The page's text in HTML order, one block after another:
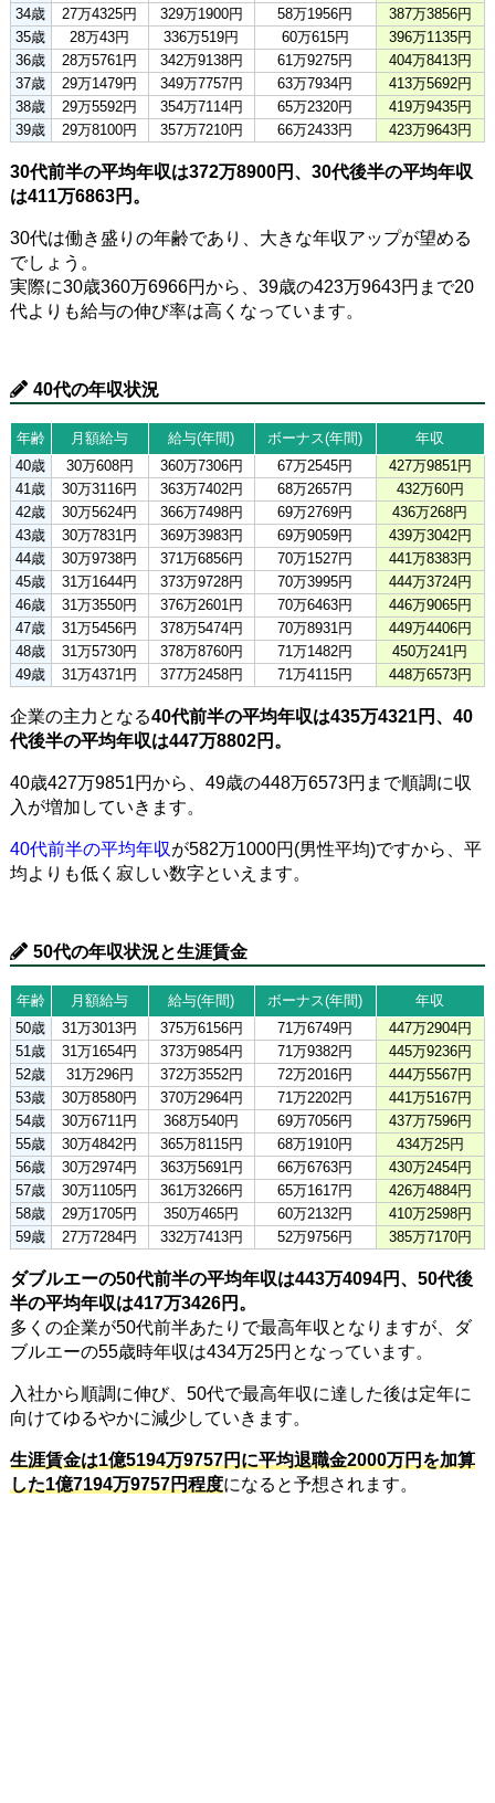
34歳 27万4325円 329万1900円 58万1956円
387万3856円
35歳
28万43円 336万519円 60万615円
396万1135円
36歳
28万5761円 342万9138円 61万9275円
404万8413円
37歳
29万1479円 349万7757円 63万7934円
413万5692円
38歳
29万5592円 354万7114円 65万2320円
419万9435円
39歳
29万8100円 357万7210円 66万2433円 423万9643円
30代前半の平均年収は372万8900円、30代後半の平均年収
は411万6863円。
30代は働き盛りの年齢であり、大きな年収アップが望める
でしょう。
実際に30歳360万6966円から、39歳の423万9643円まで20
代よりも給与の伸び率は高くなっています。
40代の年収状況
年齢 月額給与 給与(年間) ボーナス(年間)
年収
40歳
30万608円 360万7306円 67万2545円
427万9851円
41歳
30万3116円 363万7402円 68万2657円
432万60円
42歳
30万5624円 366万7498円 69万2769円
436万268円
43歳
30万7831円 369万3983円 69万9059円
439万3042円
44歳
30万9738円 371万6856円 70万1527円
441万8383円
45歳
31万1644円 373万9728円 70万3995円
444万3724円
46歳
31万3550円 376万2601円 70万6463円
446万9065円
47歳
31万5456円 378万5474円 70万8931円
449万4406円
48歳
31万5730円 378万8760円 71万1482円
450万241円
49歳
31万4371円 377万2458円 71万4115円 448万6573円
企業の主力となる40代前半の平均年収は435万4321円、40
代後半の平均年収は447万8802円。
40歳427万9851円から、49歳の448万6573円まで順調に収
入が増加していきます。
40代前半の平均年収が582万1000円(男性平均)ですから、平
均よりも低く寂しい数字といえます。
50代の年収状況と生涯賃金
年齢 月額給与 給与(年間) ボーナス(年間)
年収
50歳
31万3013円 375万6156円 71万6749円
447万2904円
51歳
31万1654円 373万9854円 71万9382円
445万9236円
52歳
31万296円 372万3552円 72万2016円
444万5567円
53歳
30万8580円 370万2964円 71万2202円
441万5167円
54歳
30万6711円 368万540円 69万7056円
437万7596円
55歳
30万4842円 365万8115円 68万1910円
434万25円
56歳
30万2974円 363万5691円 66万6763円
430万2454円
57歳
30万1105円 361万3266円 65万1617円
426万4884円
58歳
29万1705円 350万465円 60万2132円
410万2598円
59歳
27万7284円 332万7413円 52万9756円 385万7170円
ダブルエーの50代前半の平均年収は443万4094円、50代後
半の平均年収は417万3426円。
多くの企業が50代前半あたりで最高年収となりますが、ダ
ブルエーの55歳時年収は434万25円となっています。
入社から順調に伸び、50代で最高年収に達した後は定年に
向けてゆるやかに減少していきます。
生涯賃金は1億5194万9757円に平均退職金2000万円を加算
した1億7194万9757円程度になると予想されます。